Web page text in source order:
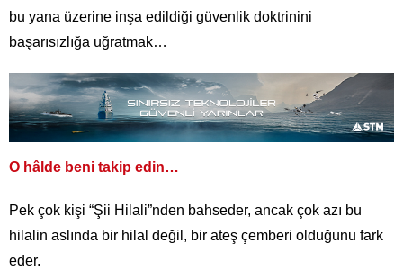
bu yana üzerine inşa edildiği güvenlik doktrinini
başarısızlığa uğratmak…
O hâlde beni takip edin…
Pek çok kişi “Şii Hilali”nden bahseder, ancak çok azı bu
hilalin aslında bir hilal değil, bir ateş çemberi olduğunu fark
eder.